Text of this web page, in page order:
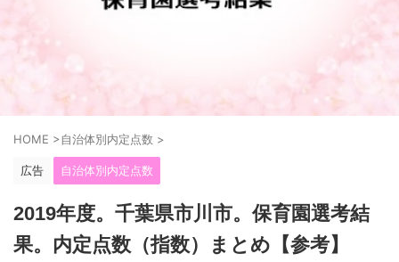
HOME >自治体別内定点数 >
広告 自治体別内定点数
2019年度。千葉県市川市。保育園選考結
果。内定点数（指数）まとめ【参考】